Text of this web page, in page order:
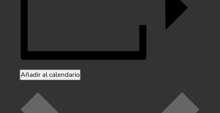
Añadir al calendario